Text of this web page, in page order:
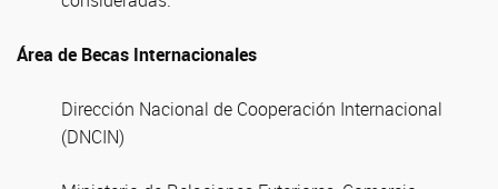
Área de Becas Internacionales
Dirección Nacional de Cooperación Internacional
(DNCIN)